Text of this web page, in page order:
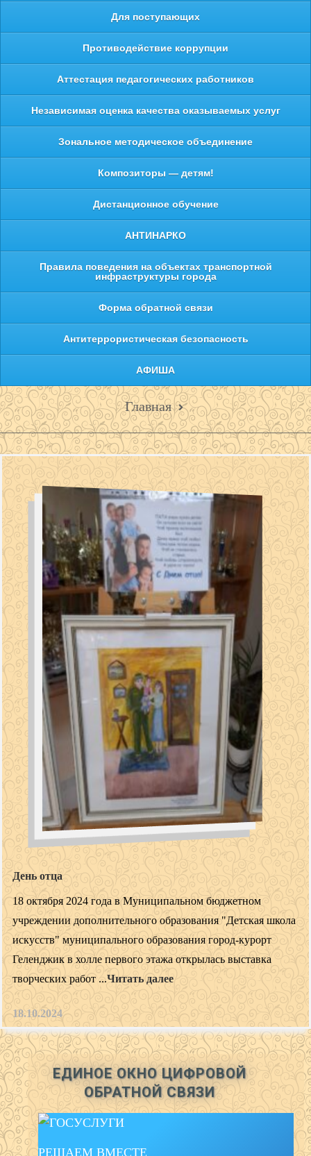
Для поступающих
Противодействие коррупции
Аттестация педагогических работников
Независимая оценка качества оказываемых услуг
Зональное методическое объединение
Композиторы — детям!
Дистанционное обучение
АНТИНАРКО
Правила поведения на объектах транспортной
инфраструктуры города
Форма обратной связи
Антитеррористическая безопасность
АФИША
Главная
День отца
18 октября 2024 года в Муниципальном бюджетном
учреждении дополнительного образования "Детская школа
искусств" муниципального образования город-курорт
Геленджик в холле первого этажа открылась выставка
творческих работ ...Читать далее
18.10.2024
ЕДИНОЕ ОКНО ЦИФРОВОЙ
ОБРАТНОЙ СВЯЗИ
РЕШАЕМ ВМЕСТЕ